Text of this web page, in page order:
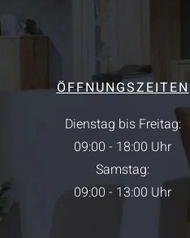
ÖFFNUNGSZEITEN
Dienstag bis Freitag:
09:00 - 18:00 Uhr
Samstag:
09:00 - 13:00 Uhr